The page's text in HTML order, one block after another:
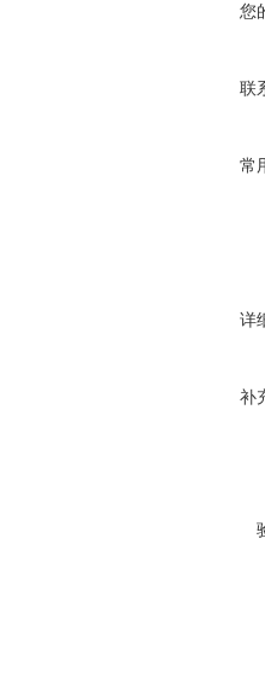
您
联
常
详
补